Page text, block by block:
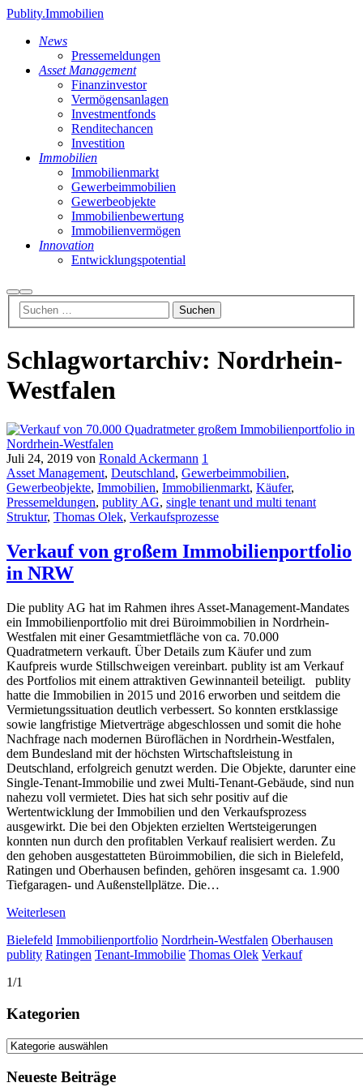
Publity.Immobilien
News
Pressemeldungen
Asset Management
Finanzinvestor
Vermögensanlagen
Investmentfonds
Renditechancen
Investition
Immobilien
Immobilienmarkt
Gewerbeimmobilien
Gewerbeobjekte
Immobilienbewertung
Immobilienvermögen
Innovation
Entwicklungspotential
Suchen
Hauptmenü
Schlagwortarchiv: Nordrhein-
Westfalen
Juli 24, 2019 von Ronald Ackermann 1
Asset Management, Deutschland, Gewerbeimmobilien,
Gewerbeobjekte, Immobilien, Immobilienmarkt, Käufer,
Pressemeldungen, publity AG, single tenant und multi tenant
Struktur, Thomas Olek, Verkaufsprozesse
Verkauf von großem Immobilienportfolio
in NRW
Die publity AG hat im Rahmen ihres Asset-Management-Mandates
ein Immobilienportfolio mit drei Büroimmobilien in Nordrhein-
Westfalen mit einer Gesamtmietfläche von ca. 70.000
Quadratmetern verkauft. Über Details zum Käufer und zum
Kaufpreis wurde Stillschweigen vereinbart. publity ist am Verkauf
des Portfolios mit einem attraktiven Gewinnanteil beteiligt. publity
hatte die Immobilien in 2015 und 2016 erworben und seitdem die
Vermietungssituation deutlich verbessert. So konnten erstklassige
sowie langfristige Mietverträge abgeschlossen und somit die hohe
Nachfrage nach modernen Büroflächen in Nordrhein-Westfalen,
dem Bundesland mit der höchsten Wirtschaftsleistung in
Deutschland, erfolgreich genutzt werden. Die Objekte, darunter eine
Single-Tenant-Immobilie und zwei Multi-Tenant-Gebäude, sind nun
nahezu voll vermietet. Dies hat sich sehr positiv auf die
Wertentwicklung der Immobilien und den Verkaufsprozess
ausgewirkt. Die bei den Objekten erzielten Wertsteigerungen
konnten nun durch den profitablen Verkauf realisiert werden. Zu
den gehoben ausgestatteten Büroimmobilien, die sich in Bielefeld,
Ratingen und Oberhausen befinden, gehören insgesamt ca. 1.900
Tiefgaragen- und Außenstellplätze. Die…
Weiterlesen
Bielefeld Immobilienportfolio Nordrhein-Westfalen Oberhausen
publity Ratingen Tenant-Immobilie Thomas Olek Verkauf
1/1
Kategorien
Kategorien
Neueste Beiträge